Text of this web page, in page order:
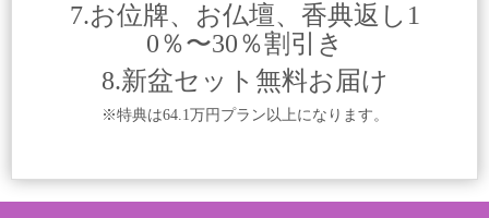
7.お位牌、お仏壇、香典返し1
0％〜30％割引き
8.新盆セット無料お届け
※特典は64.1万円プラン以上になります。